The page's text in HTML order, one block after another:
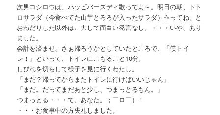
次男コシロウは、ハッピバースディ歌ってよ～。明日の朝、トト
ロサラダ（今食べてた山芋とろろが入ったサラダ）作ってね。と
おねだりした以外は、大して面白い発言なし。・・・いや、あり
ました。
会計を済ませ、さぁ帰ろうかとしていたところで、「僕トイ
レ！」といって、トイレにこもること10分。
しびれを切らして様子を見に行くわたし。
「まだ？帰ってからまたトイレに行けばいいじゃん」
「まだ。だってまだあと少し、つまっとるもん。」
つまっとる・・・て、あなた。；￣ロ￣）！
・・・お食事中の方失礼しました。